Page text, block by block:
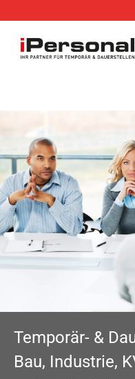
Temporär- &
Bau, Industrie,